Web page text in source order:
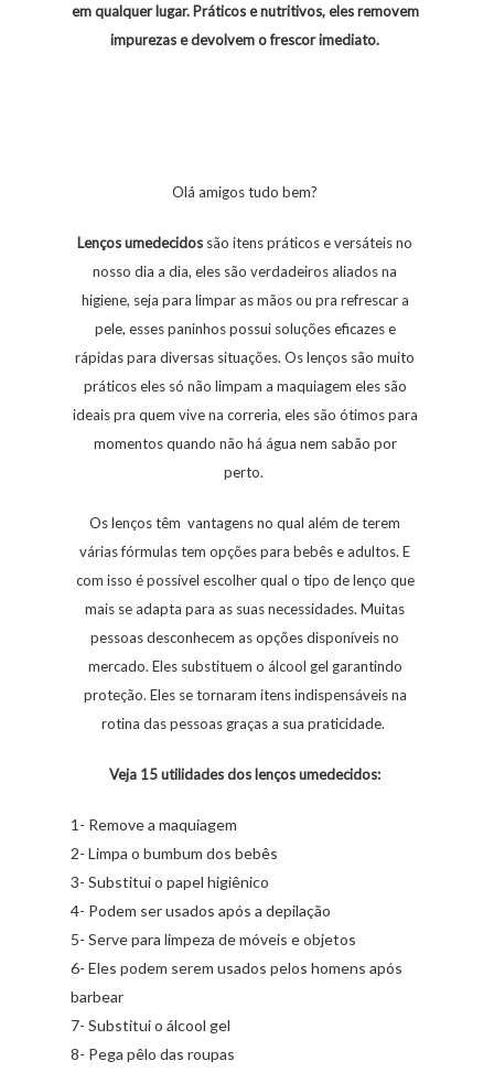
em qualquer lugar. Práticos e nutritivos, eles removem
impurezas e devolvem o frescor imediato.
Olá amigos tudo bem?
Lenços umedecidos são itens práticos e versáteis no
nosso dia a dia, eles são verdadeiros aliados na
higiene, seja para limpar as mãos ou pra refrescar a
pele, esses paninhos possui soluções eficazes e
rápidas para diversas situações. Os lenços são muito
práticos eles só não limpam a maquiagem eles são
ideais pra quem vive na correria, eles são ótimos para
momentos quando não há água nem sabão por
perto.
Os lenços têm vantagens no qual além de terem
várias fórmulas tem opções para bebês e adultos. E
com isso é possível escolher qual o tipo de lenço que
mais se adapta para as suas necessidades. Muitas
pessoas desconhecem as opções disponíveis no
mercado. Eles substituem o álcool gel garantindo
proteção. Eles se tornaram itens indispensáveis na
rotina das pessoas graças a sua praticidade.
Veja 15 utilidades dos lenços umedecidos:
1- Remove a maquiagem
2- Limpa o bumbum dos bebês
3- Substitui o papel higiênico
4- Podem ser usados após a depilação
5- Serve para limpeza de móveis e objetos
6- Eles podem serem usados pelos homens após
barbear
7- Substitui o álcool gel
8- Pega pêlo das roupas